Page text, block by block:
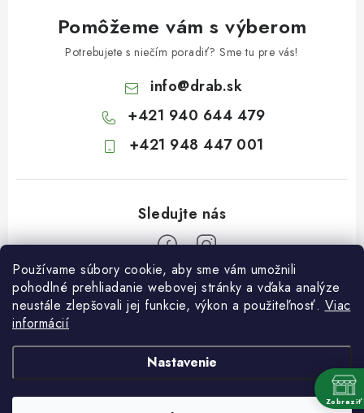
Používame súbory cookie, aby sme vám umožnili
pohodlné prehliadanie webovej stránky a vďaka analýze
neustále zlepšovali jej funkcie, výkon a použiteľnosť. Viac
informácií
Nastavenie
Pomôžeme vám s výberom
Potrebujete s niečím poradiť? Sme tu pre vás!
info@drab.sk
+421 940 644 479
+421 948 447 001
Informácie pre vás
Zobraziť